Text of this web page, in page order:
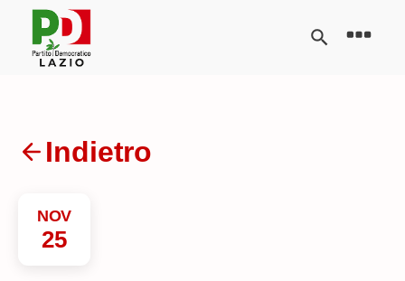
Indietro
NOV
25